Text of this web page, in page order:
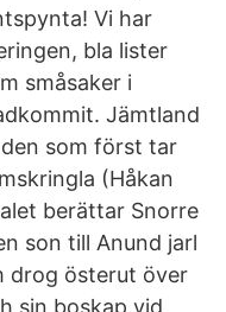
Vi har
bla lister
småsaker i
Jämtland
som först tar
(Håkan
berättar Snorre
son till Anund jarl
drog österut över
sin boskap vid